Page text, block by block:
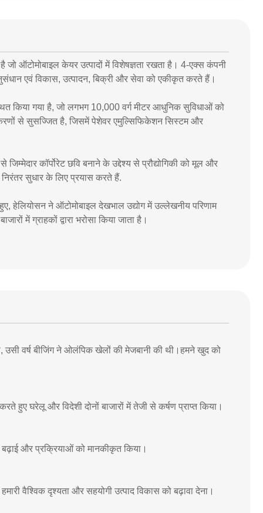
ऑटोमोबाइल केयर उत्पादों में विशेषज्ञता रखता है। 4-एक्स कंपनी
एवं विकास, उत्पादन, बिक्री और सेवा को एकीकृत करते हैं।
किया गया है, जो लगभग 10,000 वर्ग मीटर आधुनिक सुविधाओं को
से सुसज्जित है, जिसमें पेशेवर एमुल्सिफिकेशन सिस्टम और
कॉर्पोरेट छवि बनाने के उद्देश्य से प्रौद्योगिकी को मूल और
सुधार के लिए प्रयास करते हैं.
हेलियोसन ने ऑटोमोबाइल देखभाल उद्योग में उल्लेखनीय परिणाम
में ग्राहकों द्वारा भरोसा किया जाता है।
वर्ष बीजिंग ने ओलंपिक खेलों की मेजबानी की थी।हमने खुद को
हुए घरेलू और विदेशी दोनों बाजारों में तेजी से कर्षण प्राप्त किया।
और प्रक्रियाओं को मानकीकृत किया।
वैश्विक दृश्यता और सहयोगी उत्पाद विकास को बढ़ावा देना।